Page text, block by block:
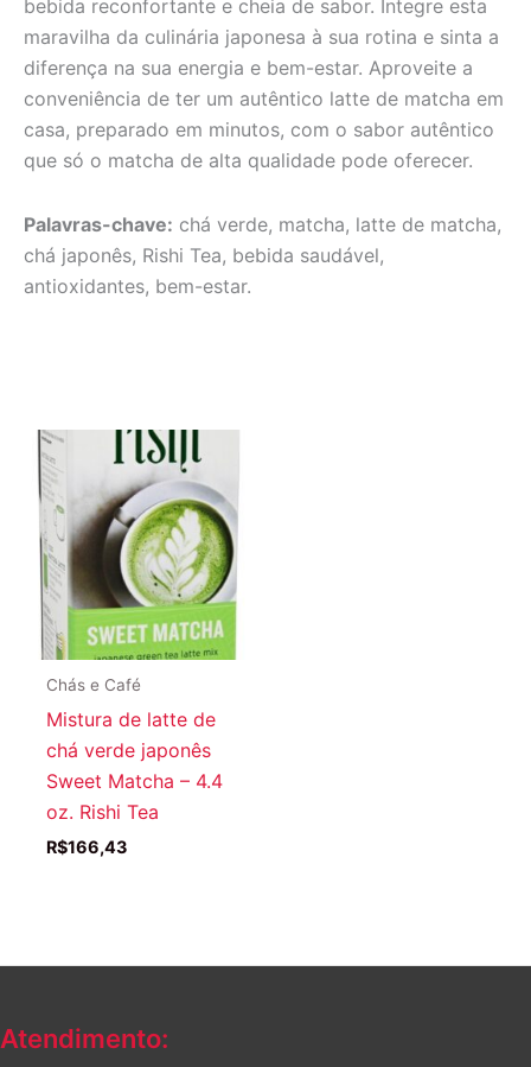
bebida reconfortante e cheia de sabor. Integre esta
maravilha da culinária japonesa à sua rotina e sinta a
diferença na sua energia e bem-estar. Aproveite a
conveniência de ter um autêntico latte de matcha em
casa, preparado em minutos, com o sabor autêntico
que só o matcha de alta qualidade pode oferecer.
Palavras-chave: chá verde, matcha, latte de matcha,
chá japonês, Rishi Tea, bebida saudável,
antioxidantes, bem-estar.
Chás e Café
Mistura de latte de
chá verde japonês
Sweet Matcha – 4.4
oz. Rishi Tea
R$166,43
Atendimento: